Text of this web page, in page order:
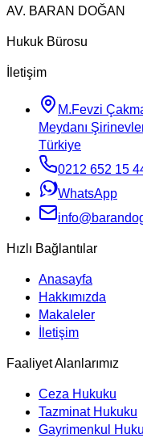
AV. BARAN DOĞAN
Hukuk Bürosu
İletişim
M.Fevzi
Meydanı
Türkiye
0212 652 15
WhatsApp
Hızlı Bağlantılar
Anasayfa
Hakkımızda
Makaleler
İletişim
Faaliyet Alanlarımız
Ceza Hukuku
Tazminat Hukuku
Gayrimenkul